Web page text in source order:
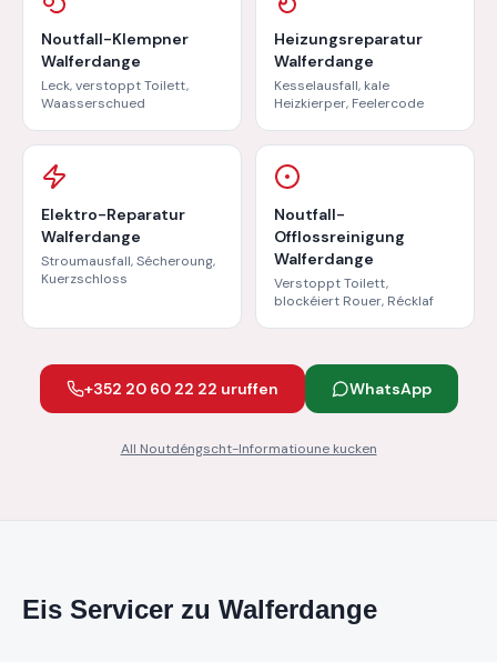
Noutfall-Klempner
Walferdange
Leck, verstoppt Toilett,
Waasserschued
Heizungsreparatur
Walferdange
Kesselausfall, kale
Heizkierper, Feelercode
Elektro-Reparatur
Walferdange
Stroumausfall, Sécheroung,
Kuerzschloss
Noutfall-
Offlossreinigung
Walferdange
Verstoppt Toilett,
blockéiert Rouer, Récklaf
+352 20 60 22 22 uruffen WhatsApp
All Noutdéngscht-Informatioune kucken
Eis Servicer zu Walferdange